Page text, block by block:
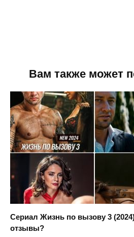
Вам также может
Сериал Жизнь по вызову 3
отзывы?